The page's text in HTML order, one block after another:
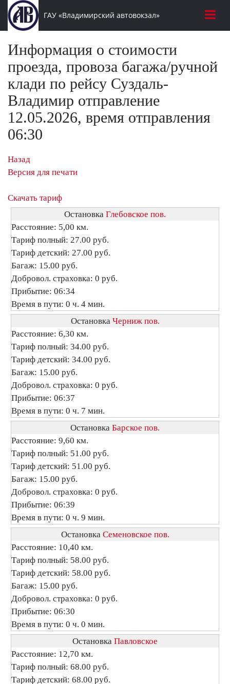
ГАУ «Владимирский автовокзал»
Информация о стоимости
проезда, провоза багажа/ручной
клади по рейсу Суздаль-
Владимир отправление
12.05.2026, время отправления
06:30
Назад
Версия для печати
Скачать тариф
Остановка Глебовское пов.
Расстояние: 5,00 км.
Тариф полный: 27.00 руб.
Тариф детский: 27.00 руб.
Багаж: 15.00 руб.
Добровол. страховка: 0 руб.
Прибытие: 06:34
Время в пути: 0 ч. 4 мин.
Остановка Черниж пов.
Расстояние: 6,30 км.
Тариф полный: 34.00 руб.
Тариф детский: 34.00 руб.
Багаж: 15.00 руб.
Добровол. страховка: 0 руб.
Прибытие: 06:37
Время в пути: 0 ч. 7 мин.
Остановка Барское пов.
Расстояние: 9,60 км.
Тариф полный: 51.00 руб.
Тариф детский: 51.00 руб.
Багаж: 15.00 руб.
Добровол. страховка: 0 руб.
Прибытие: 06:39
Время в пути: 0 ч. 9 мин.
Остановка Семеновское пов.
Расстояние: 10,40 км.
Тариф полный: 58.00 руб.
Тариф детский: 58.00 руб.
Багаж: 15.00 руб.
Добровол. страховка: 0 руб.
Прибытие: 06:30
Время в пути: 0 ч. 0 мин.
Остановка Павловское
Расстояние: 12,70 км.
Тариф полный: 68.00 руб.
Тариф детский: 68.00 руб.